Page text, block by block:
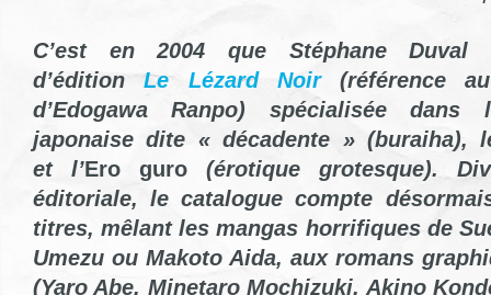
C’est en 2004 que Stéphane Duval
d’éditionLe Lézard Noir(référence
d’Edogawa Ranpo) spécialisée dans
japonaisedite « décadente » (buraiha),
et l’Ero guro (érotique grotesque).
éditoriale, le catalogue compte
titres, mêlant les mangas horrifiques de
Umezu ou Makoto Aida, aux romans
(Yaro Abe, Minetaro Mochizuki, Akino